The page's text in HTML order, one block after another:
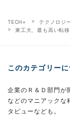
TECH+ テクノロジ
東工大、最も高い転
このカテゴリー
企業のＲ＆Ｄ部門が
などのマニアックな
タビューなども。